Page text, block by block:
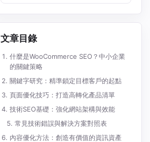
文章目錄
什麼是WooCommerce SEO？中小企業
的關鍵策略
關鍵字研究：精準鎖定目標客戶的起點
頁面優化技巧：打造高轉化產品清單
技術SEO基礎：強化網站架構與效能
常見技術錯誤與解決方案對照表
內容優化方法：創造有價值的資訊資產